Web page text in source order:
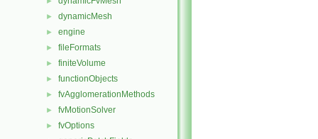
► dynamicMesh
► engine
► fileFormats
► finiteVolume
► functionObjects
► fvAgglomerationMethods
► fvMotionSolver
► fvOptions